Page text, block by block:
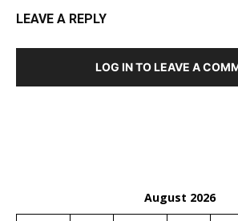
LEAVE A REPLY
LOG IN TO LEAVE A
August 2026